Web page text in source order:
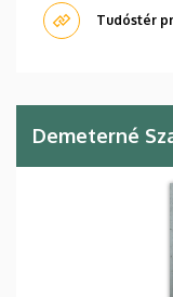
Tudóstér
Demeterné